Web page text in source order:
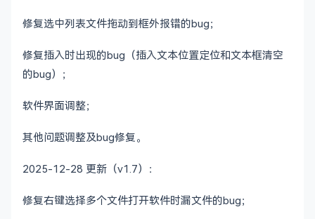
修复选中列表文件拖动到框外报错的bug；
修复插入时出现的bug（插入文本位置定位和文本框清空
的bug）；
软件界面调整；
其他问题调整及bug修复。
2025-12-28 更新（v1.7）：
修复右键选择多个文件打开软件时漏文件的bug；